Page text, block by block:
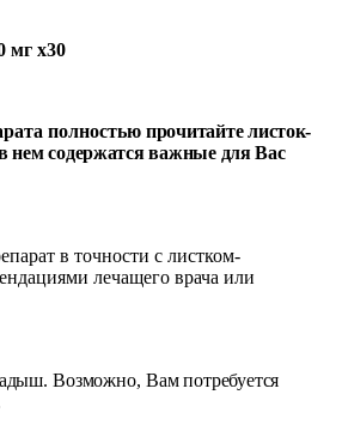
мг x30
полностью прочитайте листок-
нем содержатся важные для Вас
в точности с листком-
лечащего врача или
Возможно, Вам потребуется